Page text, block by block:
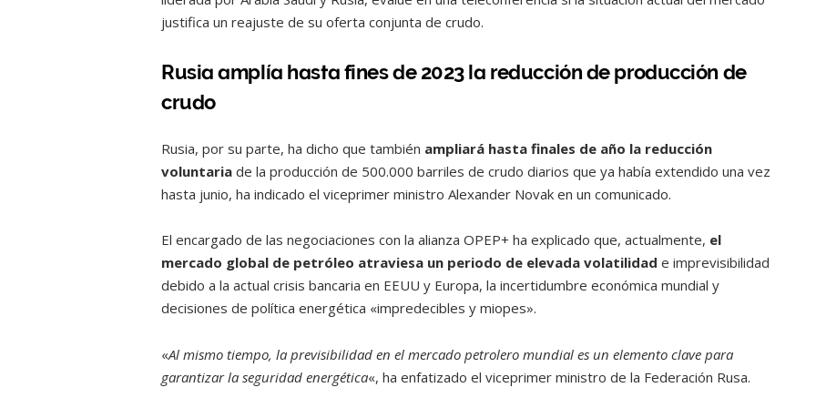
justifica un reajuste de su oferta conjunta de crudo.
Rusia amplía hasta fines de 2023 la reducción de producción de
crudo
Rusia, por su parte, ha dicho que también ampliará hasta finales de año la reducción
voluntaria de la producción de 500.000 barriles de crudo diarios que ya había extendido una vez
hasta junio, ha indicado el viceprimer ministro Alexander Novak en un comunicado.
El encargado de las negociaciones con la alianza OPEP+ ha explicado que, actualmente, el
mercado global de petróleo atraviesa un periodo de elevada volatilidad e imprevisibilidad
debido a la actual crisis bancaria en EEUU y Europa, la incertidumbre económica mundial y
decisiones de política energética «impredecibles y miopes».
«Al mismo tiempo, la previsibilidad en el mercado petrolero mundial es un elemento clave para
garantizar la seguridad energética«, ha enfatizado el viceprimer ministro de la Federación Rusa.